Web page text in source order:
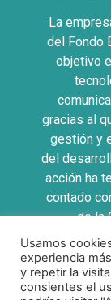
La
del Fondo
objetivo
gracias al
gestión y
del
acción ha
contado
de la
Usamos
experiencia
y repetir la
consientes el